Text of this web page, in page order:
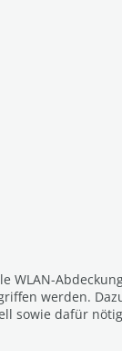
werden.
sowie dafür